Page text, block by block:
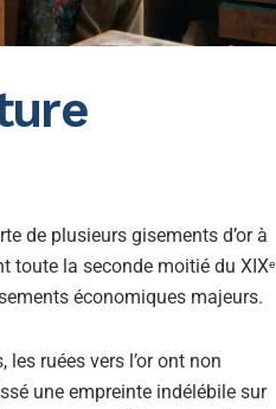
de plusieurs gisements d’or à
toute la seconde moitié du XIXe
économiques majeurs.
ruées vers l’or ont non
une empreinte indélébile sur